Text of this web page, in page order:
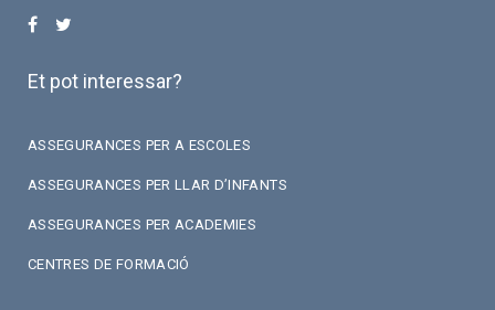
Et pot interessar?
ASSEGURANCES PER A ESCOLES
ASSEGURANCES PER LLAR D’INFANTS
ASSEGURANCES PER ACADEMIES
CENTRES DE FORMACIÓ